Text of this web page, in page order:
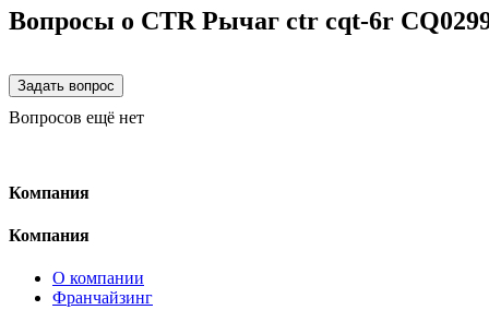
Вопросы о CTR Рычаг ctr cqt-6r
Вопросов ещё нет
Компания
Компания
О компании
Франчайзинг